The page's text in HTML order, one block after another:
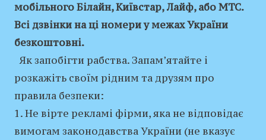
мобільного Білайн, Київстар, Лайф, або МТС.
Всі дзвінки на ці номери у межах України
безкоштовні.
Як запобігти рабства. Запам’ятайте і
розкажіть своїм рідним та друзям про
правила безпеки:
1. Не вірте рекламі фірми, яка не відповідає
вимогам законодавства України (не вказує